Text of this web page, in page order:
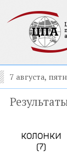
7 августа,
КОЛОНКИ
(7)